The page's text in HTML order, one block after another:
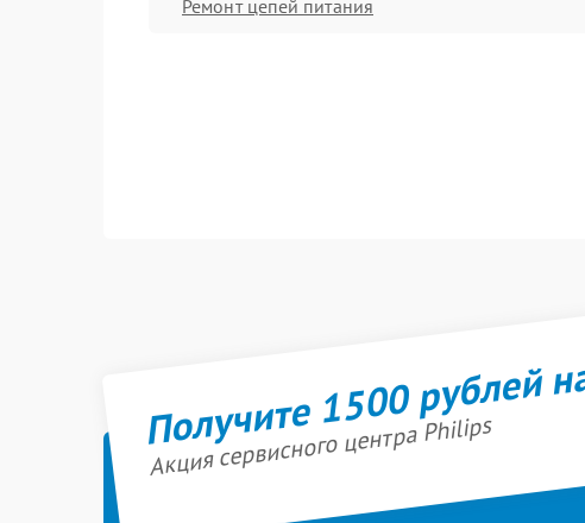
Ремонт цепей питания
Получите 1500 рублей
Акция сервисного центра Philips